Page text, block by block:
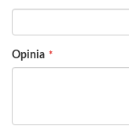
Opinia